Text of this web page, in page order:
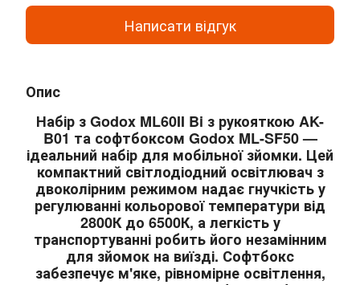
Написати відгук
Опис
Набір зGodox ML60II Bi з рукояткою AK-
B01 та софтбоксом Godox ML-SF50—
ідеальний набір для мобільної зйомки. Цей
компактний світлодіодний освітлювач з
двоколірним режимом надає гнучкість у
регулюванні кольорової температури від
2800К до 6500К, а легкість у
транспортуванні робить його незамінним
для зйомок на виїзді. Софтбокс
забезпечує м'яке, рівномірне освітлення,